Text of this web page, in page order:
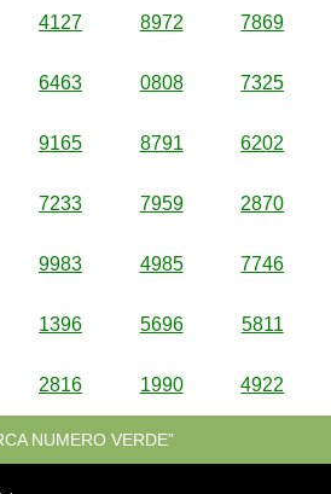
4127 8972 7869
6463 0808 7325
9165 8791 6202
7233 7959 2870
9983 4985 7746
1396 5696 5811
2816 1990 4922
NUMERO VERDE”